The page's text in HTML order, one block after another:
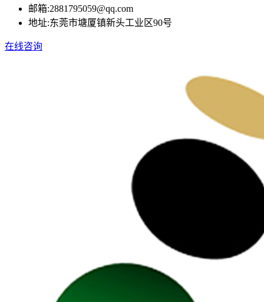
邮箱:2881795059@qq.com
地址:东莞市塘厦镇新头工业区90号
在线咨询